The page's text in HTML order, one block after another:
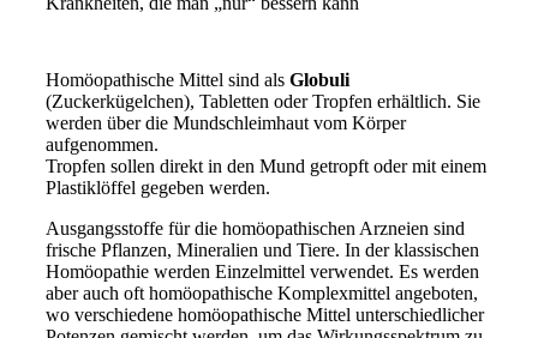
Homöopathische Mittel sind als Globuli
(Zuckerkügelchen), Tabletten oder Tropfen erhältlich. Sie
werden über die Mundschleimhaut vom Körper
aufgenommen.
Tropfen sollen direkt in den Mund getropft oder mit einem
Plastiklöffel gegeben werden.
Ausgangsstoffe für die homöopathischen Arzneien sind
frische Pflanzen, Mineralien und Tiere. In der klassischen
Homöopathie werden Einzelmittel verwendet. Es werden
aber auch oft homöopathische Komplexmittel angeboten,
wo verschiedene homöopathische Mittel unterschiedlicher